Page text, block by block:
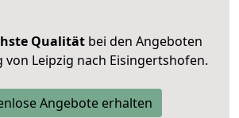
Qualität bei den Angeboten
Leipzig nach Eisingertshofen.
Angebote erhalten